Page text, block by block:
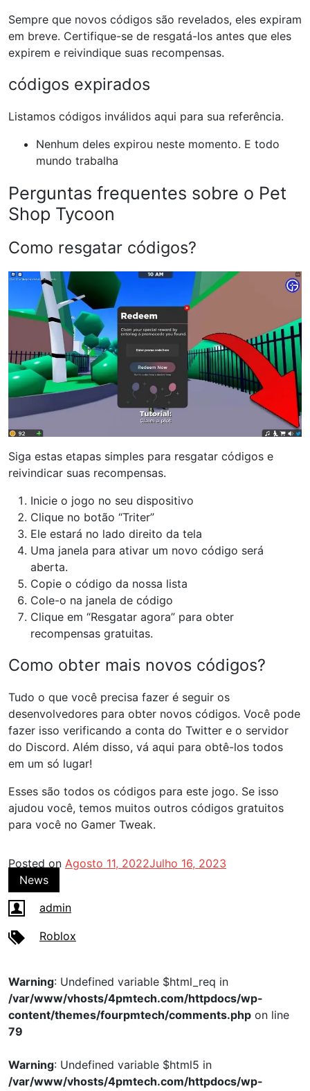
Sempre que novos códigos são revelados, eles expiram
em breve. Certifique-se de resgatá-los antes que eles
expirem e reivindique suas recompensas.
códigos expirados
Listamos códigos inválidos aqui para sua referência.
Nenhum deles expirou neste momento. E todo
mundo trabalha
Perguntas frequentes sobre o Pet
Shop Tycoon
Como resgatar códigos?
Siga estas etapas simples para resgatar códigos e
reivindicar suas recompensas.
Inicie o jogo no seu dispositivo
Clique no botão “Triter”
Ele estará no lado direito da tela
Uma janela para ativar um novo código será
aberta.
Copie o código da nossa lista
Cole-o na janela de código
Clique em “Resgatar agora” para obter
recompensas gratuitas.
Como obter mais novos códigos?
Tudo o que você precisa fazer é seguir os
desenvolvedores para obter novos códigos. Você pode
fazer isso verificando a conta do Twitter e o servidor
do Discord. Além disso, vá aqui para obtê-los todos
em um só lugar!
Esses são todos os códigos para este jogo. Se isso
ajudou você, temos muitos outros códigos gratuitos
para você no Gamer Tweak.
Posted on Agosto 11, 2022Julho 16, 2023
News
admin
Roblox
Warning: Undefined variable $html_req in
/var/www/vhosts/4pmtech.com/httpdocs/wp-
content/themes/fourpmtech/comments.php on line
79
Warning: Undefined variable $html5 in
/var/www/vhosts/4pmtech.com/httpdocs/wp-